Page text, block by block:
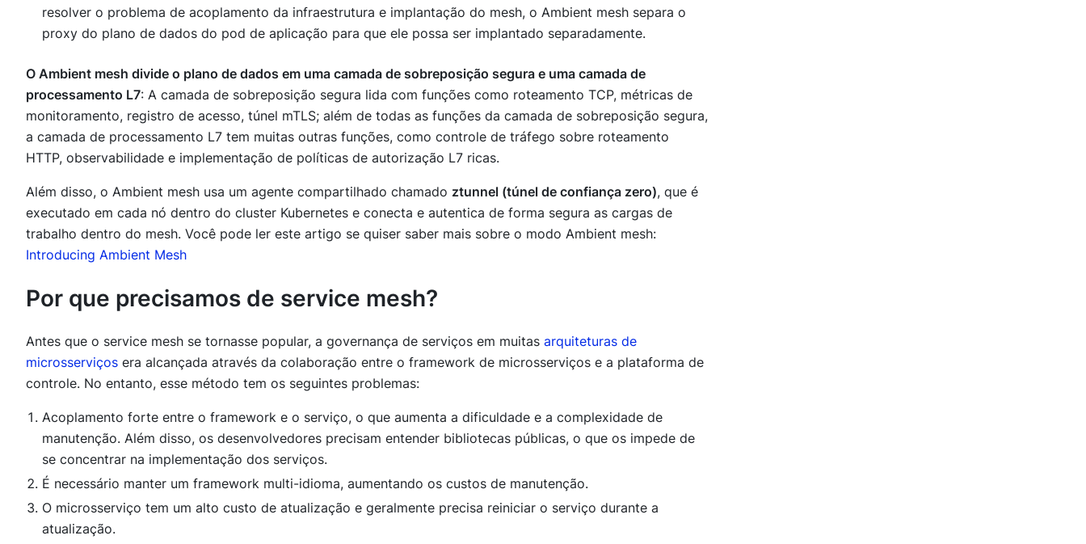
resolver o problema de acoplamento da infraestrutura e implantação do mesh, o Ambient mesh separa o
proxy do plano de dados do pod de aplicação para que ele possa ser implantado separadamente.
O Ambient mesh divide o plano de dados em uma camada de sobreposição segura e uma camada de
processamento L7: A camada de sobreposição segura lida com funções como roteamento TCP, métricas de
monitoramento, registro de acesso, túnel mTLS; além de todas as funções da camada de sobreposição segura,
a camada de processamento L7 tem muitas outras funções, como controle de tráfego sobre roteamento
HTTP, observabilidade e implementação de políticas de autorização L7 ricas.
Além disso, o Ambient mesh usa um agente compartilhado chamado ztunnel (túnel de confiança zero), que é
executado em cada nó dentro do cluster Kubernetes e conecta e autentica de forma segura as cargas de
trabalho dentro do mesh. Você pode ler este artigo se quiser saber mais sobre o modo Ambient mesh:
Introducing Ambient Mesh
Por que precisamos de service mesh?
Antes que o service mesh se tornasse popular, a governança de serviços em muitas arquiteturas de
microsserviços era alcançada através da colaboração entre o framework de microsserviços e a plataforma de
controle. No entanto, esse método tem os seguintes problemas:
Acoplamento forte entre o framework e o serviço, o que aumenta a dificuldade e a complexidade de
manutenção. Além disso, os desenvolvedores precisam entender bibliotecas públicas, o que os impede de
se concentrar na implementação dos serviços.
É necessário manter um framework multi-idioma, aumentando os custos de manutenção.
O microsserviço tem um alto custo de atualização e geralmente precisa reiniciar o serviço durante a
atualização.